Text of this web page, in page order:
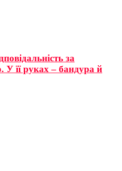
за
У її руках – бандура й